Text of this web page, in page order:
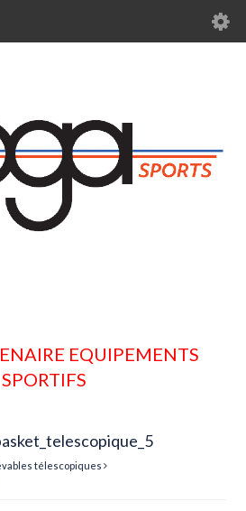
EQUIPEMENTS
SPORTIFS
télescopiques